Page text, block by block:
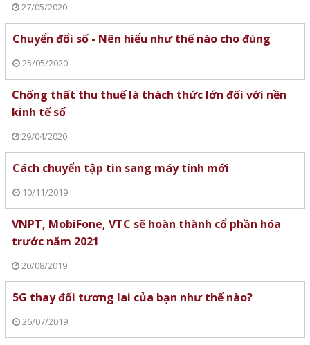
27/05/2020
Chuyển đổi số - Nên hiểu như thế nào cho đúng
25/05/2020
Chống thất thu thuế là thách thức lớn đối với nền
kinh tế số
29/04/2020
Cách chuyển tập tin sang máy tính mới
10/11/2019
VNPT, MobiFone, VTC sẽ hoàn thành cổ phần hóa
trước năm 2021
20/08/2019
5G thay đổi tương lai của bạn như thế nào?
26/07/2019